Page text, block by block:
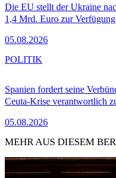
Die EU stellt der Ukraine
1,4 Mrd. Euro zur Verfügung
05.08.2026
Spanien fordert seine
Ceuta-Krise verantwortlich
05.08.2026
POLITIK
MEHR AUS DIESEM